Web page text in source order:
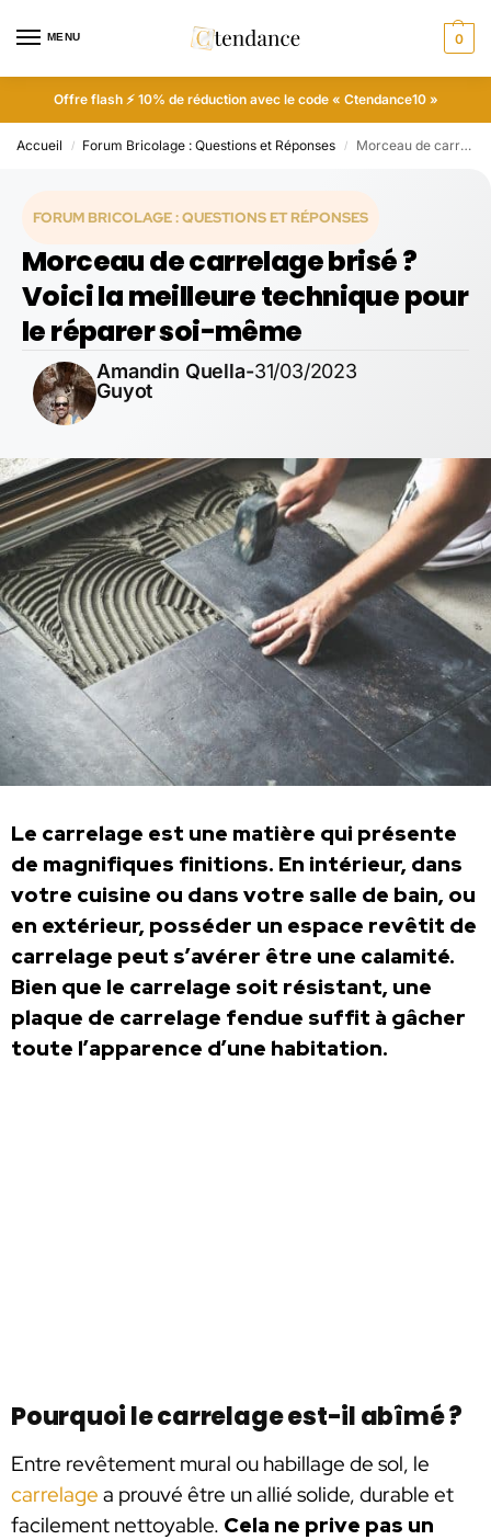
MENU 0
Offre flash ⚡ 10% de réduction avec le code « Ctendance10 »
Accueil / Forum Bricolage : Questions et Réponses / Morceau de carrelage brisé ? Voici la meilleure technique pour le réparer soi-même
FORUM BRICOLAGE : QUESTIONS ET RÉPONSES
Morceau de carrelage brisé ?
Voici la meilleure technique pour
le réparer soi-même
Amandin Quella-
Guyot
31/03/2023
Le carrelage est une matière qui présente
de magnifiques finitions. En intérieur, dans
votre cuisine ou dans votre salle de bain, ou
en extérieur, posséder un espace revêtit de
carrelage peut s’avérer être une calamité.
Bien que le carrelage soit résistant, une
plaque de carrelage fendue suffit à gâcher
toute l’apparence d’une habitation.
Pourquoi le carrelage est-il abîmé ?
Entre revêtement mural ou habillage de sol, le
carrelage a prouvé être un allié solide, durable et
facilement nettoyable. Cela ne prive pas un